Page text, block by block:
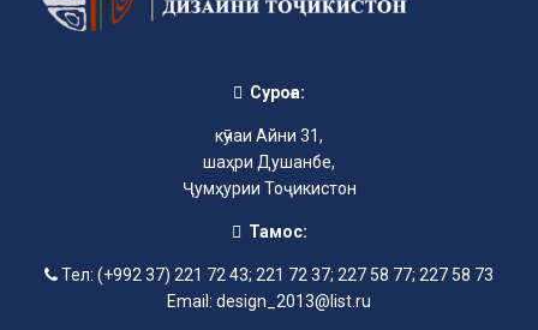
Суроға:
кӯчаи Айни 31,
шаҳри Душанбе,
Ҷумҳурии Тоҷикистон
Тамос:
Тел: (+992 37) 221 72 43; 221 72 37; 227 58 77; 227 58 73
Email: design_2013@list.ru